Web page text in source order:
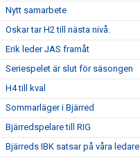
Nytt samarbete
Oskar tar H2 till nästa nivå.
Erik leder JAS framåt
Seriespelet är slut för säsongen
H4 till kval
Sommarläger i Bjärred
Bjärredspelare till RIG
Bjärreds IBK satsar på våra ledare